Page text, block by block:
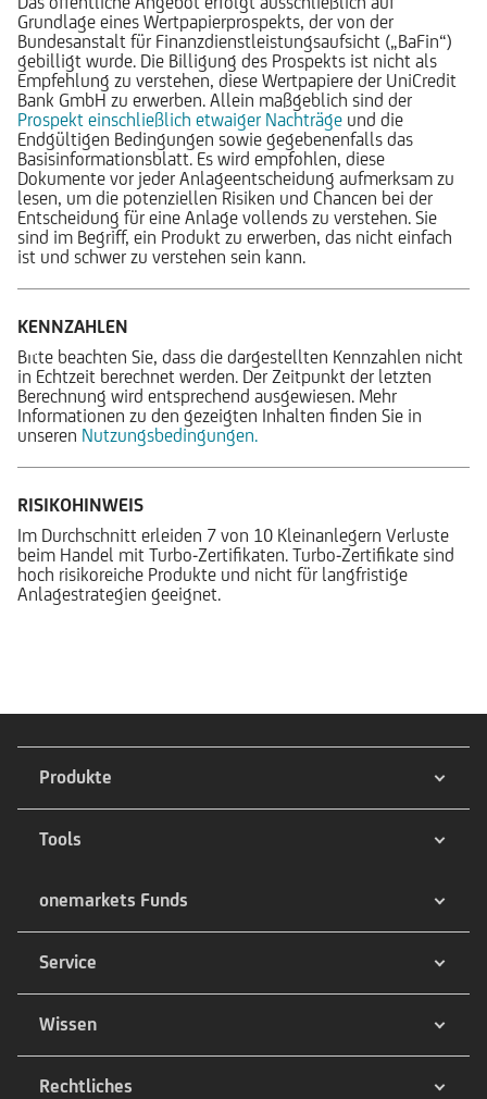
Grundlage eines Wertpapierprospekts, der von der
Bundesanstalt für Finanzdienstleistungsaufsicht („BaFin“)
gebilligt wurde. Die Billigung des Prospekts ist nicht als
Empfehlung zu verstehen, diese Wertpapiere der UniCredit
Bank GmbH zu erwerben. Allein maßgeblich sind der
Prospekt einschließlich etwaiger Nachträge und die
Endgültigen Bedingungen sowie gegebenenfalls das
Basisinformationsblatt. Es wird empfohlen, diese
Dokumente vor jeder Anlageentscheidung aufmerksam zu
lesen, um die potenziellen Risiken und Chancen bei der
Entscheidung für eine Anlage vollends zu verstehen. Sie
sind im Begriff, ein Produkt zu erwerben, das nicht einfach
ist und schwer zu verstehen sein kann.
KENNZAHLEN
Bitte beachten Sie, dass die dargestellten Kennzahlen nicht
in Echtzeit berechnet werden. Der Zeitpunkt der letzten
Berechnung wird entsprechend ausgewiesen. Mehr
Informationen zu den gezeigten Inhalten finden Sie in
unseren Nutzungsbedingungen.
RISIKOHINWEIS
Im Durchschnitt erleiden 7 von 10 Kleinanlegern Verluste
beim Handel mit Turbo-Zertifikaten. Turbo-Zertifikate sind
hoch risikoreiche Produkte und nicht für langfristige
Anlagestrategien geeignet.
Produkte
Tools
onemarkets Funds
Service
Wissen
Rechtliches